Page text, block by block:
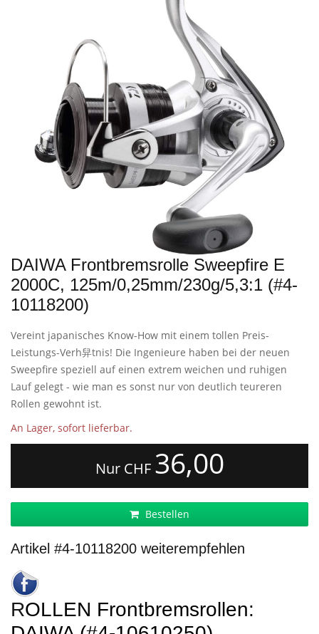
DAIWA Frontbremsrolle Sweepfire E
2000C, 125m/0,25mm/230g/5,3:1 (#4-
10118200)
Vereint japanisches Know-How mit einem tollen Preis-
Leistungs-Verh舁tnis! Die Ingenieure haben bei der neuen
Sweepfire speziell auf einen extrem weichen und ruhigen
Lauf gelegt - wie man es sonst nur von deutlich teureren
Rollen gewohnt ist.
An Lager, sofort lieferbar.
Nur CHF 36,00
Bestellen
Artikel #4-10118200 weiterempfehlen
ROLLEN Frontbremsrollen: